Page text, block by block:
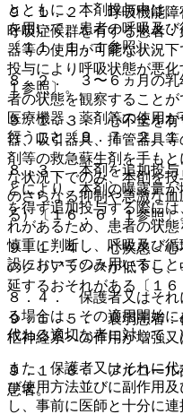
９．１．２． 呼吸機能障
呼吸症候群を有する患者
器等の使用が可能な状況
投与により呼吸状態が悪
１参照〕。
９．１．３． 心不全を有
器、吸引器具、挿管器具
剤等の救急蘇生剤を手も
な状況下でのみ、本剤を
のさらなる抑制や急激な
る）〔１６．６．１参照〕
９．１．４． 心疾患＜心
のクリアランスが低下し
延するおそれがある〔１６
９．１．５． 衰弱患者：
枢神経系への作用が増強
９．１．６． アルコール
患者。
とともに、本剤投与中は
を用いて、患者の呼吸及
〔１１．１．１参照〕。
８．２． ３〜６ヵ月の乳
者の状態を観察すること
医療機器、薬剤等の使用
行うこと〔９．７．２、
８．３． 本剤を追加投与
とにより、本剤の曝露量
を得ず追加投与する際に
れがあるため、患者の状
慎重に判断し、呼吸及び
設においてのみ用いること
８．４． 保護者又はそれ
る場合は、その適用開始
代わる適切な者に対して、
また、保護者又はそれに
び使用方法並びに副作用
し、事前に医師と十分に